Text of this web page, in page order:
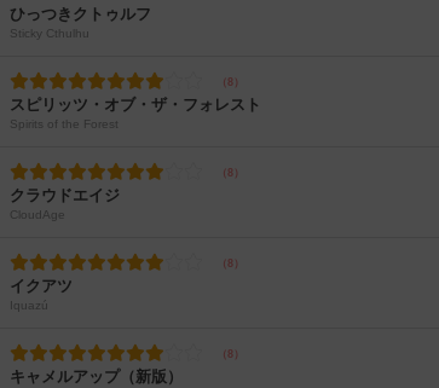
ひっつきクトゥルフ
Sticky Cthulhu
スピリッツ・オブ・ザ・フォレスト
Spirits of the Forest
クラウドエイジ
CloudAge
イクアツ
Iquazú
キャメルアップ（新版）